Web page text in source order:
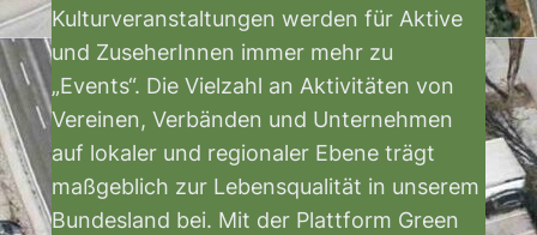
Kulturveranstaltungen werden für Aktive
und ZuseherInnen immer mehr zu
„Events“. Die Vielzahl an Aktivitäten von
Vereinen, Verbänden und Unternehmen
auf lokaler und regionaler Ebene trägt
maßgeblich zur Lebensqualität in unserem
Bundesland bei. Mit der Plattform Green